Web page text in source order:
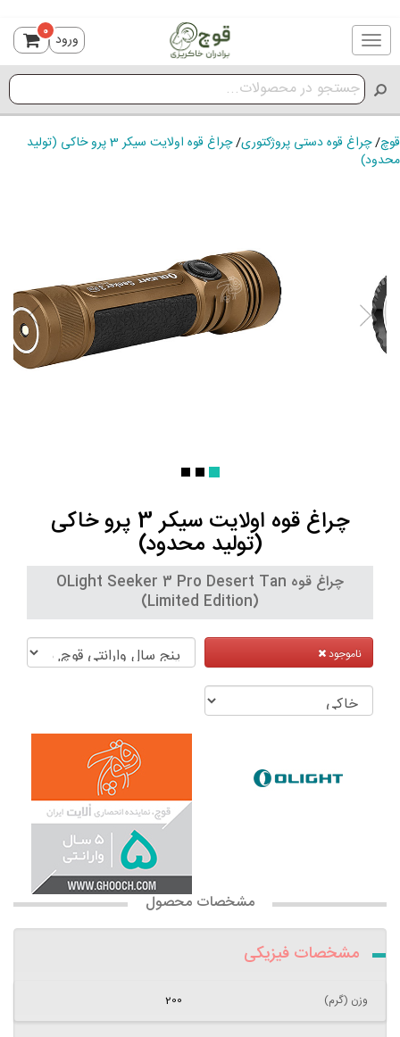
Toggle
navigation
ورود 0
قوچ/چراغ قوه دستی پروژکتوری/
چراغ قوه اولایت سیکر 3 پرو خاکی (تولید
محدود)
چراغ قوه اولایت سیکر 3 پرو خاکی
(تولید محدود)
چراغ قوه OLight Seeker 3 Pro Desert Tan
(Limited Edition)
ناموجود
مشخصات محصول
مشخصات فیزیکی
وزن (گرم) 200